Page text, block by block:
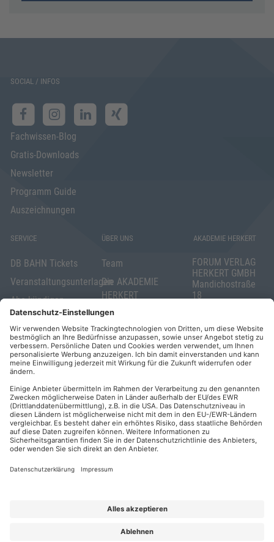
SOCIAL / INFOS
Fachwissen-Blog
Gratis-Downloads
Newsletter
Programm Guide
Auszeichnungen
SERVICE
DB BAHN Tickets
Veranstaltungsunterlagen
Abo kündigen
Widerrufsrecht
für Verbraucher
Elektronischer
Geschäftsverkehr
ÜBER UNS
Team
Die AKADEMIE
HERKERT
FORUM VERLAG
HERKERT
Kontakt
AKADEMIE HERKERT
FORUM VERLAG
HERKERT GMBH
Mandichostraße
18
Telefon: +49
(0)8233 381-123
Telefax: +49
(0)8233 381-222
E-Mail:
herkert.de
Zahlung per
Rechnung